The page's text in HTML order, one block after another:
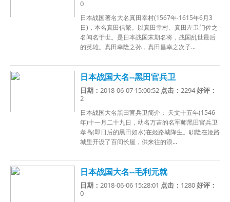
0
日本战国著名大名真田幸村(1567年-1615年6月3
日)，本名真田信繁。以真田幸村、真田左卫门佐之
名闻名于世。是日本战国末期名将，战国乱世最后
的英雄。真田幸隆之孙，真田昌幸之次子...
日本战国大名--黑田官兵卫
日期： 2018-06-07 15:00:52 点击： 2294好评：
2
日本战国大名黑田官兵卫简介： 天文十五年(1546
年)十一月二十九日，幼名万吉的名军师黑田官兵卫
孝高(即日后的黑田如水)在姬路城降生。职隆在姬路
城里开设了百间长屋，供来往的浪...
日本战国大名--毛利元就
日期： 2018-06-06 15:28:01 点击： 1280好评：
0